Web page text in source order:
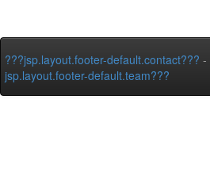
???jsp.layout.footer-default.contact??? -
jsp.layout.footer-default.team???